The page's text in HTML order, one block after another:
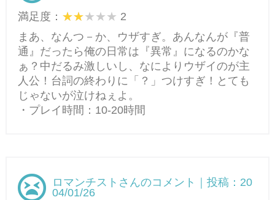
満足度：
2
まあ、なんつ－か、ウザすぎ。あんなんが『普
通』だったら俺の日常は『異常』になるのかな
ぁ？中だるみ激しいし、なによりウザイのが主
人公！台詞の終わりに「？」つけすぎ！とても
じゃないが泣けねぇよ。
・プレイ時間：10-20時間
ロマンチストさんのコメント｜投稿：20
04/01/26